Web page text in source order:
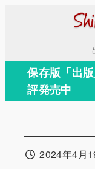
コ
テ
保存版「出
評発売中
投稿日2024年4月